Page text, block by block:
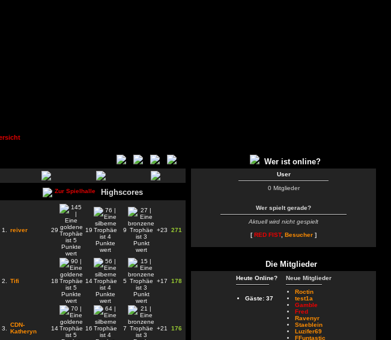
Highscores
1. reiver 29 19 9 +23 271
2. Tifi 18 14 5 +17 178
3.
CDN-
Katheryn
14 16 7 +21 176
Wer ist online?
User
0 Mitglieder
Wer spielt gerade?
Aktuell wird nicht gespielt
[RED FIST, Besucher ]
Die Mitglieder
Heute Online?
Gäste: 37
Neue Mitglieder
Roctin
test1a
Gamble
Fred
Ravenyr
Staeblein
Luzifer69
FFuntastic